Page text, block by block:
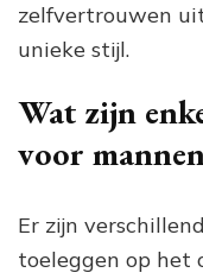
zelfvertrouwen
unieke stijl.
Wat zijn
voor
Er zijn
toeleggen op het